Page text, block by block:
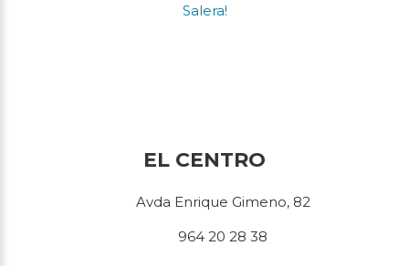
Salera!
EL CENTRO
Avda Enrique Gimeno, 82
964 20 28 38